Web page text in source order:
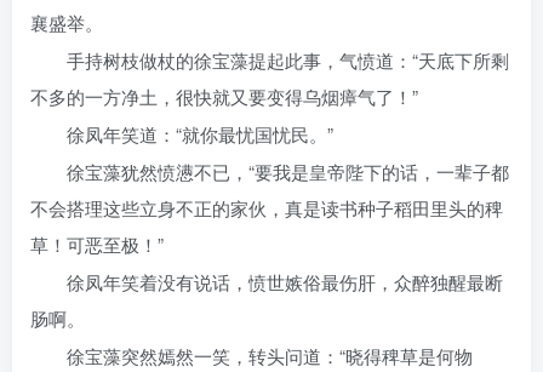
襄盛举。
手持树枝做杖的徐宝藻提起此事，气愤道：“天底下所剩
不多的一方净土，很快就又要变得乌烟瘴气了！”
徐凤年笑道：“就你最忧国忧民。”
徐宝藻犹然愤懑不已，“要我是皇帝陛下的话，一辈子都
不会搭理这些立身不正的家伙，真是读书种子稻田里头的稗
草！可恶至极！”
徐凤年笑着没有说话，愤世嫉俗最伤肝，众醉独醒最断
肠啊。
徐宝藻突然嫣然一笑，转头问道：“晓得稗草是何物